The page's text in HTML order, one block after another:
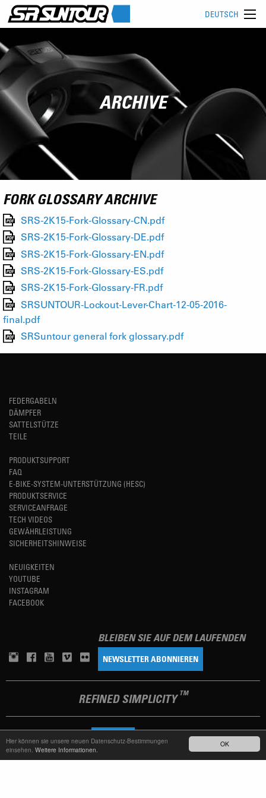
OK
Hier können sie unsere neuen Datenschutz-Bestimmungen
einsehen. Weitere Informationen.
DEUTSCH
ARCHIVE
FORK GLOSSARY ARCHIVE
SRS-2K15-Fork-Glossary-CN.pdf
SRS-2K15-Fork-Glossary-DE.pdf
SRS-2K15-Fork-Glossary-EN.pdf
SRS-2K15-Fork-Glossary-ES.pdf
SRS-2K15-Fork-Glossary-FR.pdf
SRSUNTOUR-Lockout-Lever-Chart-12-05-2016-
final.pdf
SRSuntour general fork glossary.pdf
FEDERGABELN
DÄMPFER
SATTELSTÜTZE
TEILE
PRODUKTSUPPORT
FAQ
E-BIKE-SYSTEM-UNTERSTÜTZUNG (HESC)
PRODUKTSERVICE
SERVICEANFRAGE
TECH VIDEOS
GEWÄHRLEISTUNG
SICHERHEITSHINWEISE
NEUIGKEITEN
YOUTUBE
INSTAGRAM
FACEBOOK
BLEIBEN SIE AUF DEM LAUFENDEN
NEWSLETTER ABONNIEREN
REFINED SIMPLICITY TM
TERMS OF USE DATENSCHUTZERKLÄRUNG IMPRESSUM